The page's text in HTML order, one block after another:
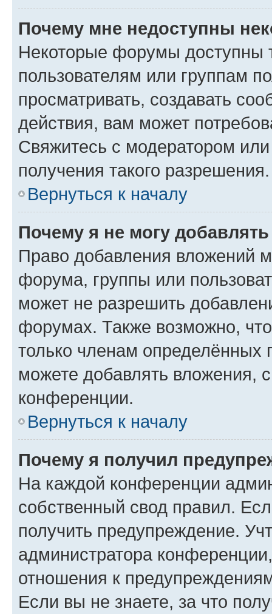
Почему мне недоступны
Некоторые форумы доступны
пользователям или группам
просматривать, создавать
действия, вам может
Свяжитесь с модератором
получения такого разрешения.
Вернуться к началу
Почему я не могу
Право добавления вложений
форума, группы или
может не разрешить
форумах. Также возможно,
только членам определённых
можете добавлять вложения,
конференции.
Вернуться к началу
Почему я получил
На каждой конференции
собственный свод правил.
получить предупреждение.
администратора
отношения к
Если вы не знаете, за что